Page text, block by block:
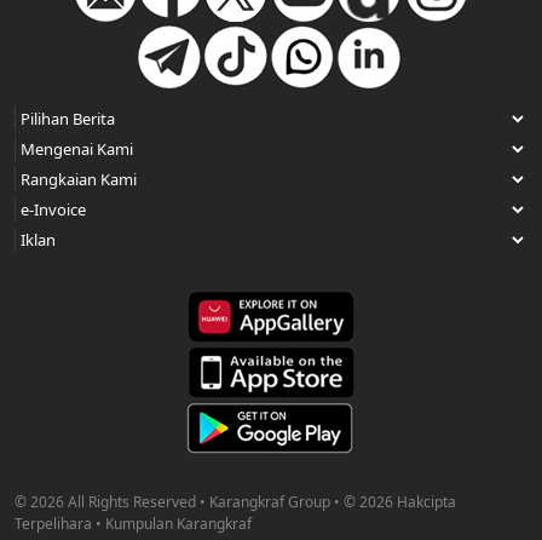
© 2026 All Rights Reserved • Karangkraf Group • © 2026 Hakcipta
Terpelihara • Kumpulan Karangkraf